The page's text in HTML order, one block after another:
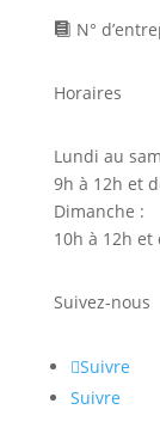
 N°
Horaires
Lundi au
9h à 12h et
Dimanche :
10h à 12h et
Suivez-nous
Suivre
Suivre